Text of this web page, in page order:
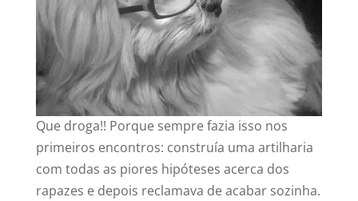
Que droga!! Porque sempre fazia isso nos
primeiros encontros: construía uma artilharia
com todas as piores hipóteses acerca dos
rapazes e depois reclamava de acabar sozinha.